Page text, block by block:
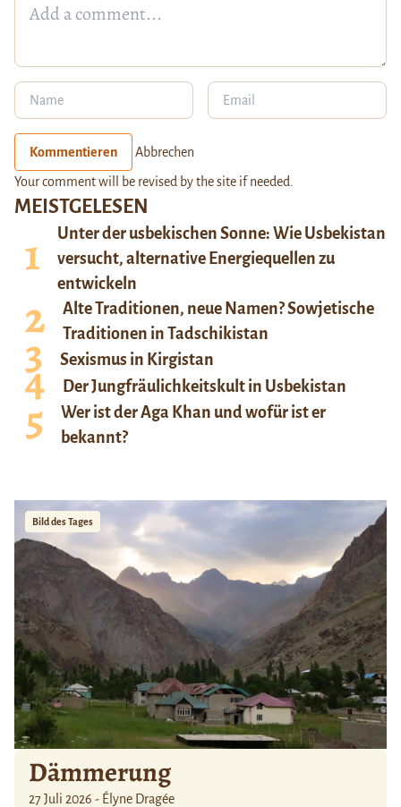
MEISTGELESEN
Unter der usbekischen Sonne: Wie Usbekistan
versucht, alternative Energiequellen zu
entwickeln
Alte Traditionen, neue Namen? Sowjetische
Traditionen in Tadschikistan
Sexismus in Kirgistan
Der Jungfräulichkeitskult in Usbekistan
Wer ist der Aga Khan und wofür ist er
bekannt?
Bild des Tages
Dämmerung
27 Juli 2026 - Élyne Dragée
Kommentieren Abbrechen
Your comment will be revised by the site if needed.